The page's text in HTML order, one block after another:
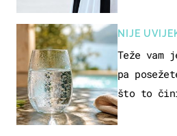
NIJE
Teže vam
pa
što to čini